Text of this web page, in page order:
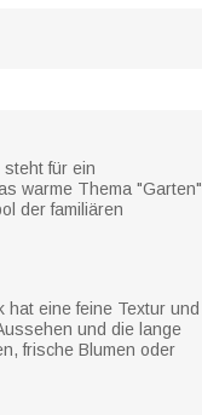
für ein
warme Thema "Garten"
der familiären
hat eine feine Textur und
und die lange
frische Blumen oder